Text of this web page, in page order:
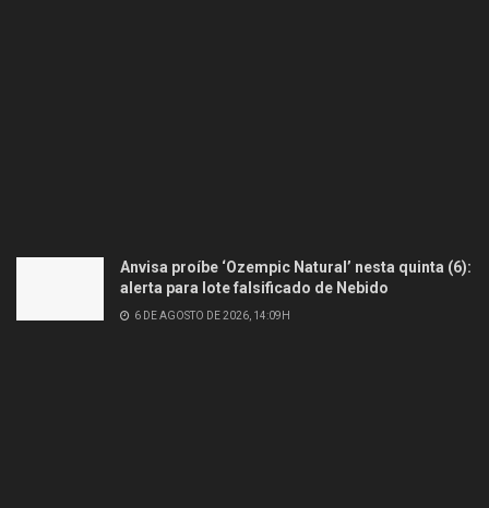
Anvisa proíbe ‘Ozempic Natural’ nesta quinta (6):
alerta para lote falsificado de Nebido
6 DE AGOSTO DE 2026, 14:09H